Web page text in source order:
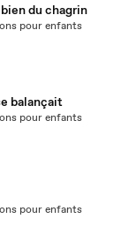
du chagrin
pour enfants
balançait
pour enfants
pour enfants